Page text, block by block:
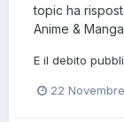
topic ha
Anime & Manga
E il debito
22